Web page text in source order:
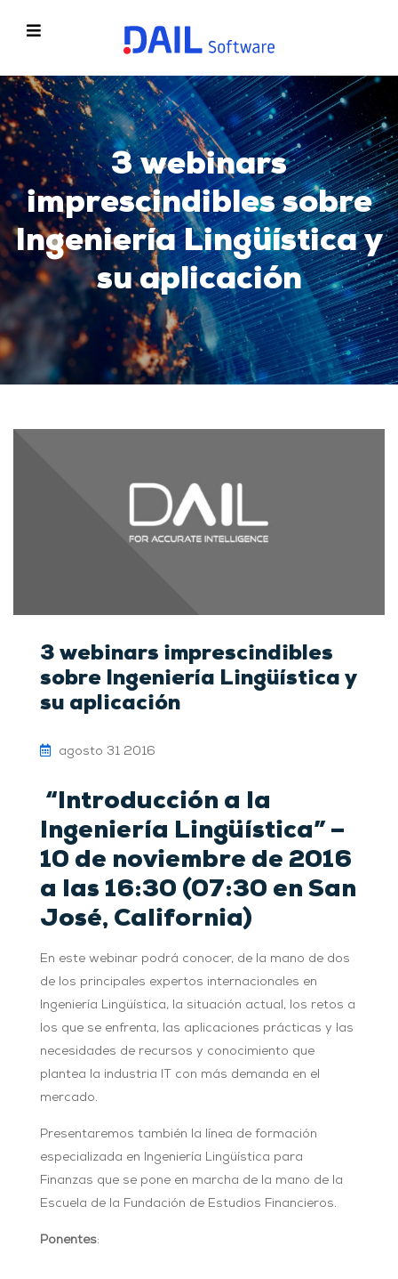
3 webinars
imprescindibles sobre
Ingeniería Lingüística y
su aplicación
3 webinars imprescindibles
sobre Ingeniería Lingüística y
su aplicación
agosto 31 2016
“Introducción a la
Ingeniería Lingüística” –
10 de noviembre de 2016
a las 16:30 (07:30 en San
José, California)
En este webinar podrá conocer, de la mano de dos
de los principales expertos internacionales en
Ingeniería Lingüística, la situación actual, los retos a
los que se enfrenta, las aplicaciones prácticas y las
necesidades de recursos y conocimiento que
plantea la industria IT con más demanda en el
mercado.
Presentaremos también la línea de formación
especializada en Ingeniería Lingüística para
Finanzas que se pone en marcha de la mano de la
Escuela de la Fundación de Estudios Financieros.
Ponentes: